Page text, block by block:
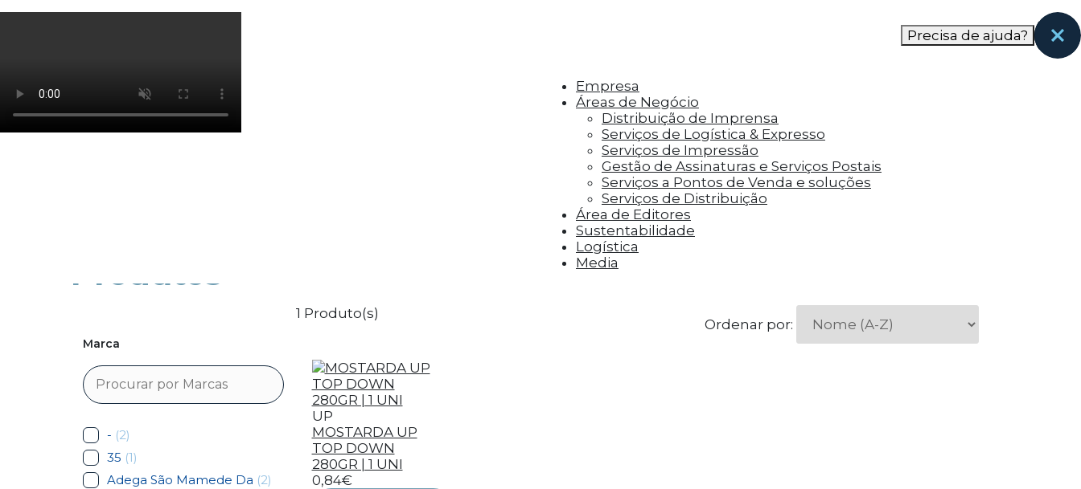
Os cookies de marketing são usados para entregar aos visitantes anúncios personalizados com base nas páginas que eles visitaram antes e analisar a
Precisa de ajuda?
Empresa
Áreas de Negócio
Distribuição de Imprensa
Serviços de Logística & Expresso
Serviços de Impressão
Gestão de Assinaturas e Serviços Postais
Serviços a Pontos de Venda e soluções
Serviços de Distribuição
Área de Editores
Sustentabilidade
Logística
Media
Produtos
Marca
- (2)
35 (1)
Adega São Mamede Da (2)
1 Produto(s)
Ordenar por:
UP
MOSTARDA UP
TOP DOWN
280GR | 1 UNI
0,84€